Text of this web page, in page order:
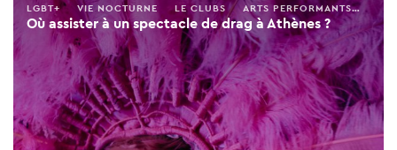
Où assister à un spectacle de drag à Athènes ?
LGBT+ VIE NOCTURNE LE CLUBS ARTS PERFORMANTS